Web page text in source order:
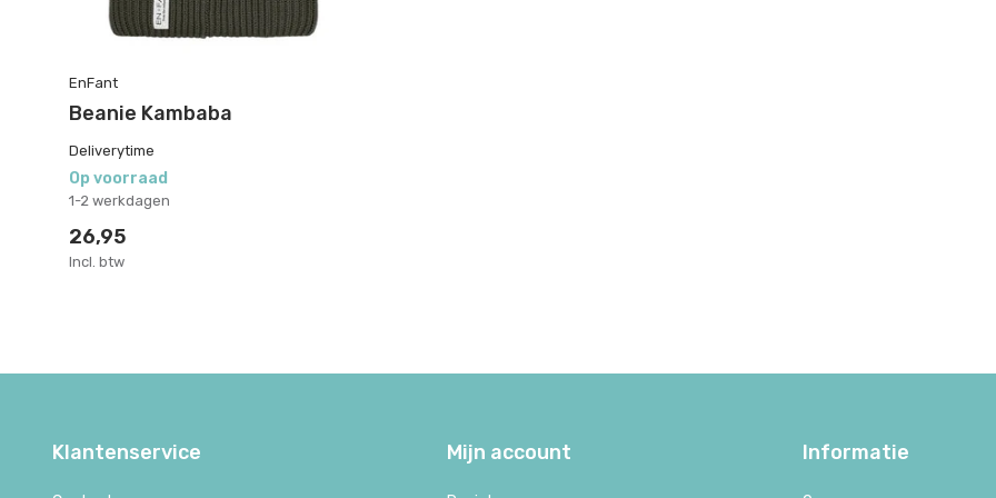
EnFant
Beanie Kambaba
Deliverytime
Op voorraad
1-2 werkdagen
26,95
Incl. btw
Klantenservice Mijn account Informatie